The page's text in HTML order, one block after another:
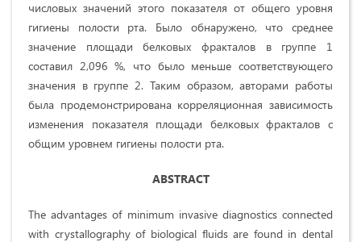
числовых значений этого показателя от общего уровня
гигиены полости рта. Было обнаружено, что среднее
значение площади белковых фракталов в группе 1
составил 2,096 %, что было меньше соответствующего
значения в группе 2. Таким образом, авторами работы
была продемонстрирована корреляционная зависимость
изменения показателя площади белковых фракталов с
общим уровнем гигиены полости рта.
ABSTRACT
The advantages of minimum invasive diagnostics connected
with crystallography of biological fluids are found in dental